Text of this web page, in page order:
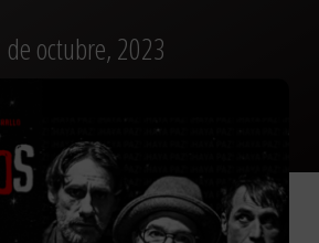
de octubre, 2023